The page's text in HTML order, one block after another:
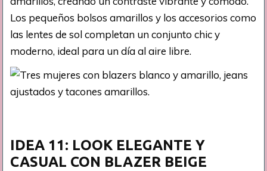
Los pequeños bolsos amarillos y los accesorios como
las lentes de sol completan un conjunto chic y
moderno, ideal para un día al aire libre.
IDEA 11: LOOK ELEGANTE Y
CASUAL CON BLAZER BEIGE